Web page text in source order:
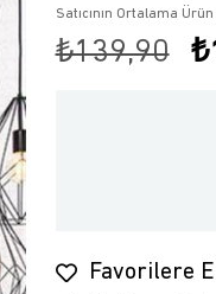
Satıcının Ortalama Ürün
₺139,90
Favorilere